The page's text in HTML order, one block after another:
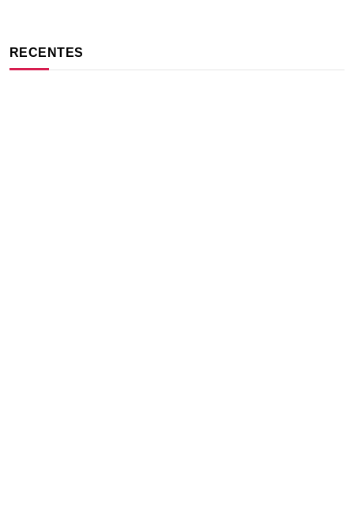
RECENTES